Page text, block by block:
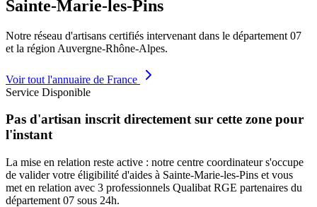
Sainte-Marie-les-Pins
Notre réseau d'artisans certifiés intervenant dans le département 07
et la région Auvergne-Rhône-Alpes.
Voir tout l'annuaire de France
Service Disponible
Pas d'artisan inscrit directement sur cette zone pour
l'instant
La mise en relation reste active : notre centre coordinateur s'occupe
de valider votre éligibilité d'aides à Sainte-Marie-les-Pins et vous
met en relation avec 3 professionnels Qualibat RGE partenaires du
département 07 sous 24h.